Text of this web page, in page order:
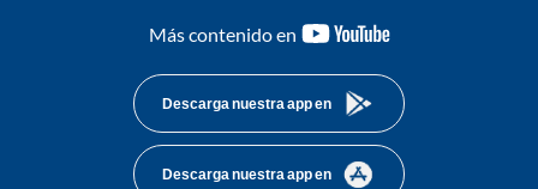
Más contenido en
youtube-
Descarga nuestra app en
Descarga nuestra app en